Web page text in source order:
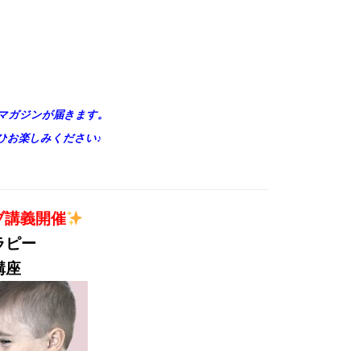
ジンが届きます。
お楽しみください♪
講義開催
ピー
座